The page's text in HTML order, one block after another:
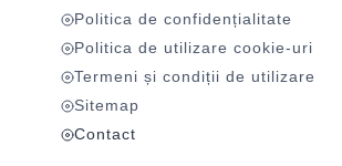
Politica de confidențialitate
Politica de utilizare cookie-uri
Termeni și condiții de utilizare
Sitemap
Contact